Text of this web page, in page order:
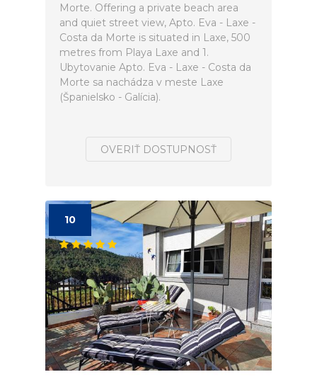
Morte. Offering a private beach area
and quiet street view, Apto. Eva - Laxe -
Costa da Morte is situated in Laxe, 500
metres from Playa Laxe and 1.
Ubytovanie Apto. Eva - Laxe - Costa da
Morte sa nachádza v meste Laxe
(Španielsko - Galícia).
OVERIŤ DOSTUPNOSŤ
10